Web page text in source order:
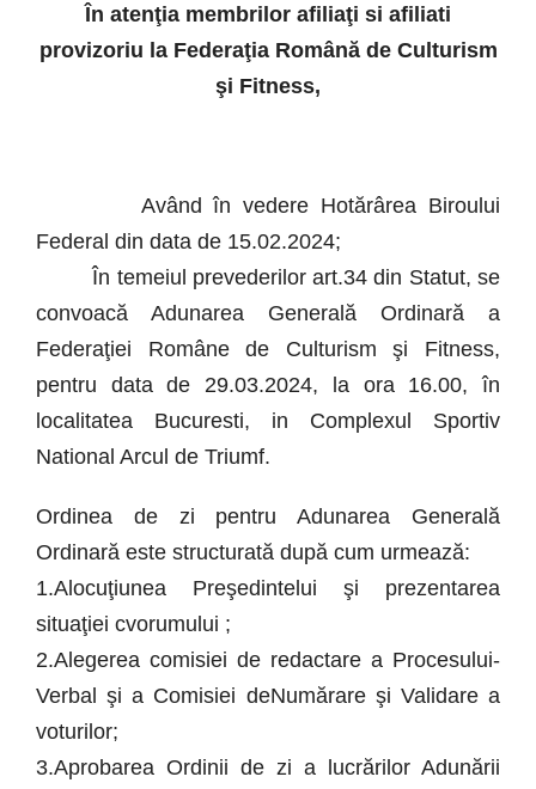
În atenţia membrilor afiliaţi si afiliati
provizoriu la Federaţia Română de Culturism
şi Fitness,
Având în vedere Hotărârea Biroului
Federal din data de 15.02.2024;
În temeiul prevederilor art.34 din Statut, se
convoacă Adunarea Generală Ordinară a
Federaţiei Române de Culturism şi Fitness,
pentru data de 29.03.2024, la ora 16.00, în
localitatea Bucuresti, in Complexul Sportiv
National Arcul de Triumf.
Ordinea de zi pentru Adunarea Generală
Ordinară este structurată după cum urmează:
1.Alocuţiunea Preşedintelui şi prezentarea
situaţiei cvorumului ;
2.Alegerea comisiei de redactare a Procesului-
Verbal şi a Comisiei deNumărare şi Validare a
voturilor;
3.Aprobarea Ordinii de zi a lucrărilor Adunării